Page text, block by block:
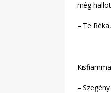
még
– Te
–